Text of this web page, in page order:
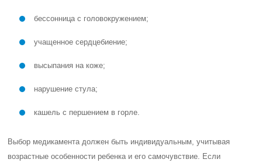
бессонница с головокружением;
учащенное сердцебиение;
высыпания на коже;
нарушение стула;
кашель с першением в горле.
Выбор медикамента должен быть индивидуальным, учитывая
возрастные особенности ребенка и его самочувствие. Если